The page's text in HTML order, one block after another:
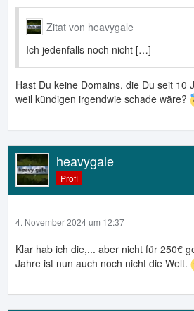
Zitat von heavygale
Ich jedenfalls noch nicht […]
Hast Du keine Domains, die Du seit 10
weil kündigen irgendwie schade wäre?
heavygale
Profi
4. November 2024 um 12:37
Klar hab ich die,... aber nicht für 250€
Jahre ist nun auch noch nicht die Welt.